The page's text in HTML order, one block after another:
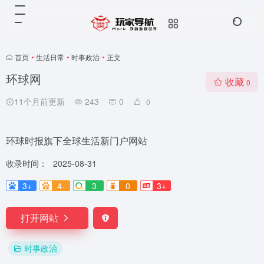
首页 • 生活日常 • 时事政治 • 正文
环球网
11个月前更新 243 0 0
收藏 0
环球时报旗下全球生活新门户网站
收录时间：
2025-08-31
3+
4- 3 0 3+
打开网站
时事政治